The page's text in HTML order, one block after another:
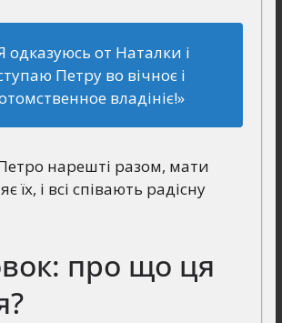
одказуюсь от Наталки і
Петру во вічноє і
владініє!»
нарешті разом, мати
їх, і всі співають радісну
про що ця